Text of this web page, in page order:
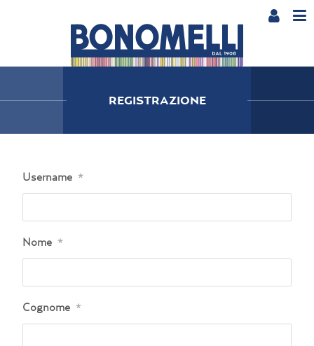
REGISTRAZIONE
Username *
Nome *
Cognome *